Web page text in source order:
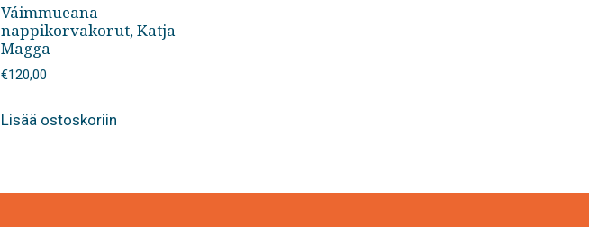
Váimmueana
nappikorvakorut, Katja
Magga
€120,00
Lisää ostoskoriin